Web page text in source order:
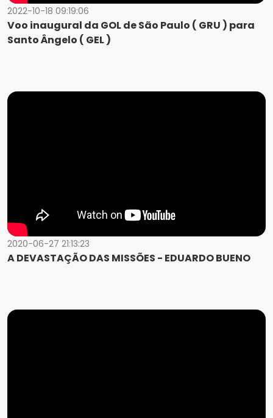
2022-10-18 09:19:06
Voo inaugural da GOL de São Paulo ( GRU ) para
Santo Ângelo ( GEL )
2020-06-27 21:13:23
A DEVASTAÇÃO DAS MISSÕES - EDUARDO BUENO